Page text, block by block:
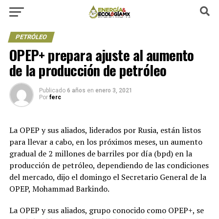
PETRÓLEO
OPEP+ prepara ajuste al aumento
de la producción de petróleo
Publicado 6 años en enero 3, 2021
Por ferc
La OPEP y sus aliados, liderados por Rusia, están listos
para llevar a cabo, en los próximos meses, un aumento
gradual de 2 millones de barriles por día (bpd) en la
producción de petróleo, dependiendo de las condiciones
del mercado, dijo el domingo el Secretario General de la
OPEP, Mohammad Barkindo.
La OPEP y sus aliados, grupo conocido como OPEP+, se